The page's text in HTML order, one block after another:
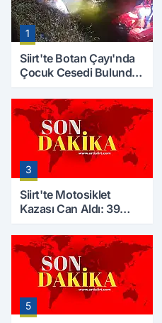
1
Siirt'te Botan Çayı'nda
Çocuk Cesedi Bulundu:
Çalışmaları Başlıyor
3
Siirt'te Motosiklet
Kazası Can Aldı: 39
Hayatını Kaybetti
5